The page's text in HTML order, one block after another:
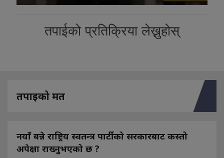
तपाईको प्रतिक्रिया लेख्नुहोस्
तपाइको मत
नयाँ बन्ने राष्ट्रिय स्वतन्त्र पार्टीको सरकारबाट कस्तो
अपेक्षा राख्नुभएको छ ?